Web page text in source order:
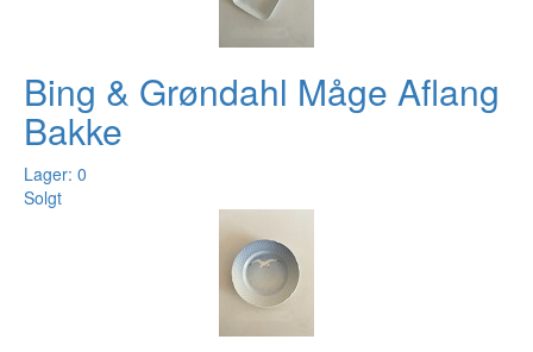
Bing & Grøndahl Måge Aflang
Bakke
Lager: 0
Solgt